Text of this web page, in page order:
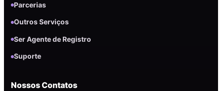
Parcerias
Outros Serviços
Ser Agente de Registro
Suporte
Nossos Contatos